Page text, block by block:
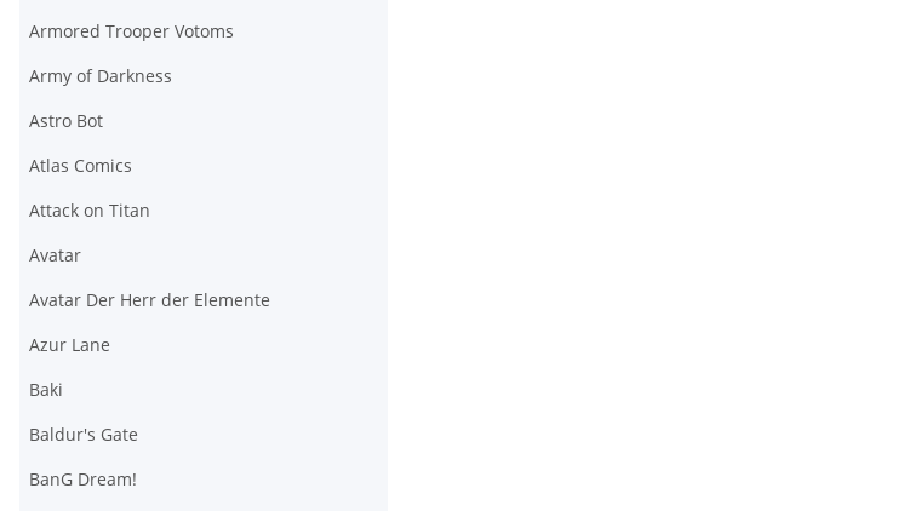
Armored Trooper Votoms
Army of Darkness
Astro Bot
Atlas Comics
Attack on Titan
Avatar
Avatar Der Herr der Elemente
Azur Lane
Baki
Baldur's Gate
BanG Dream!